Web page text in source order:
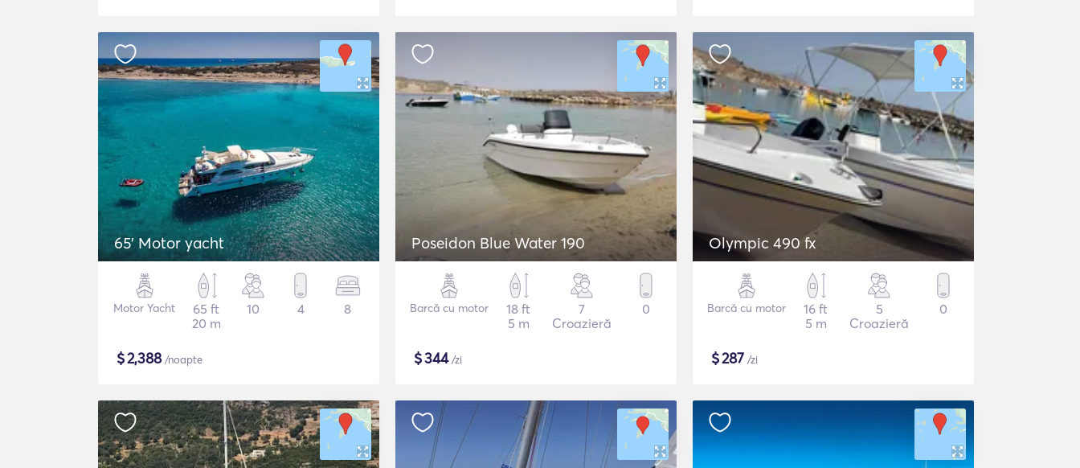
65' Motor yacht
Motor Yacht
65 ft
20 m
10 4 8
$2,388/noapte
Poseidon Blue Water 190
Barcă cu motor
18 ft
5 m
7
Croazieră
0
$344/zi
Olympic 490 fx
Barcă cu motor
16 ft
5 m
5
Croazieră
0
$287 /zi